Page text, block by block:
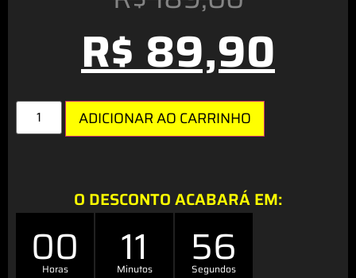
R$89,90
ADICIONAR AO CARRINHO
O DESCONTO ACABARÁ EM:
00
Horas 11
Minutos 56
Segundos